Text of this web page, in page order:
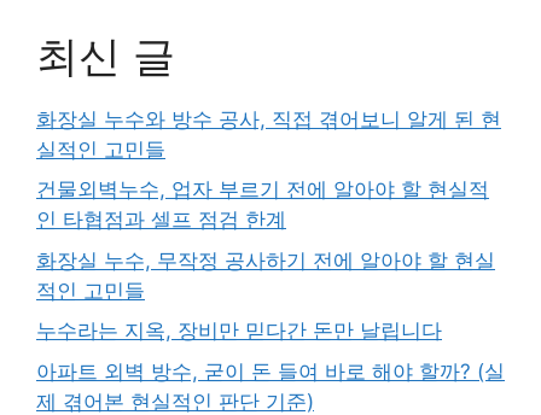
최신 글
화장실 누수와 방수 공사, 직접 겪어보니 알게 된 현
실적인 고민들
건물외벽누수, 업자 부르기 전에 알아야 할 현실적
인 타협점과 셀프 점검 한계
화장실 누수, 무작정 공사하기 전에 알아야 할 현실
적인 고민들
누수라는 지옥, 장비만 믿다간 돈만 날립니다
아파트 외벽 방수, 굳이 돈 들여 바로 해야 할까? (실
제 겪어본 현실적인 판단 기준)